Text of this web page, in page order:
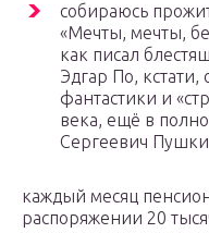
собираюсь
«Мечты, мечты,
как писал
Эдгар По, кстати,
фантастики и
века, ещё в
Сергеевич
каждый месяц
распоряжении 20